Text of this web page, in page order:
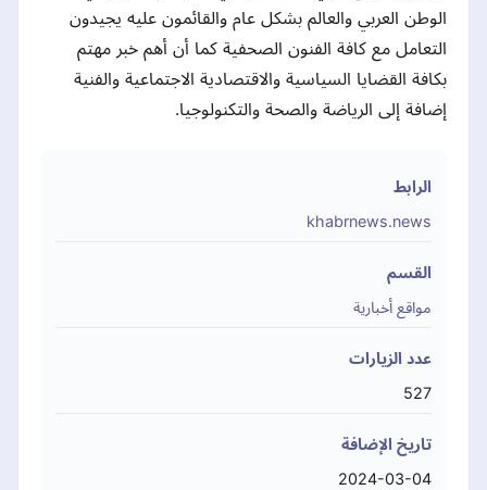
الوطن العربي والعالم بشكل عام والقائمون عليه يجيدون
التعامل مع كافة الفنون الصحفية كما أن أهم خبر مهتم
بكافة القضايا السياسية والاقتصادية الاجتماعية والفنية
إضافة إلى الرياضة والصحة والتكنولوجيا.
الرابط
khabrnews.news
القسم
مواقع أخبارية
عدد الزيارات
527
تاريخ الإضافة
2024-03-04